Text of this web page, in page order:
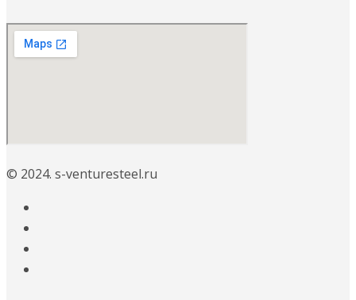
© 2024. s-venturesteel.ru